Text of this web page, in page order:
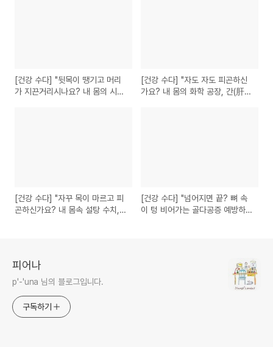
[건강 수다] "뒷목이 땡기고 머리
가 지끈거리시나요? 내 몸의 시한
[건강 수다] "자도 자도 피곤하신
가요? 내 몸의 화학 공장, 간(肝)
[건강 수다] "자꾸 목이 마르고 피
곤하신가요? 내 몸속 설탕 수치,
[건강 수다] "넘어지면 끝? 뼈 속
이 텅 비어가는 골다공증 예방하
피어나
p'-'una 님의 블로그입니다.
구독하기